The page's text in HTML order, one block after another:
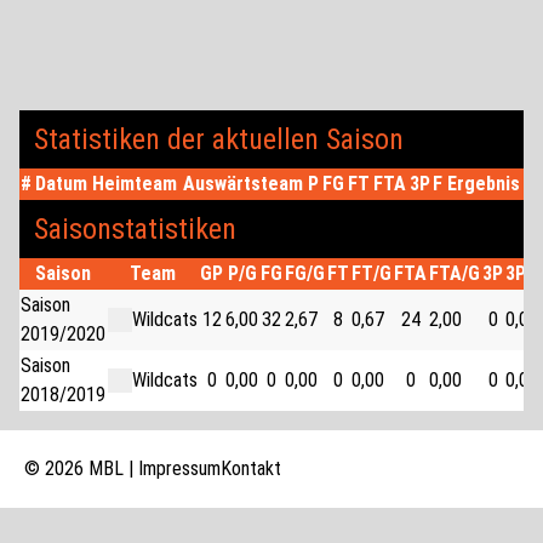
Statistiken der aktuellen Saison
# Datum Heimteam Auswärtsteam P FG FT FTA 3PF Ergebnis
Saisonstatistiken
Saison Team GP P/G FG FG/G FT FT/G FTA FTA/G 3P3P/G
Saison
2019/2020
Wildcats 12 6,0032 2,67 8 0,67 24 2,00 0 0,00
Saison
2018/2019
Wildcats 0 0,00 0 0,00 0 0,00 0 0,00 0 0,00
© 2026 MBL | ImpressumKontakt